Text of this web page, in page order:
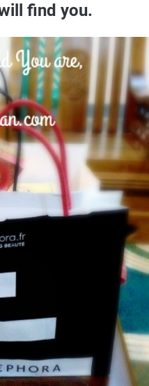
find you.